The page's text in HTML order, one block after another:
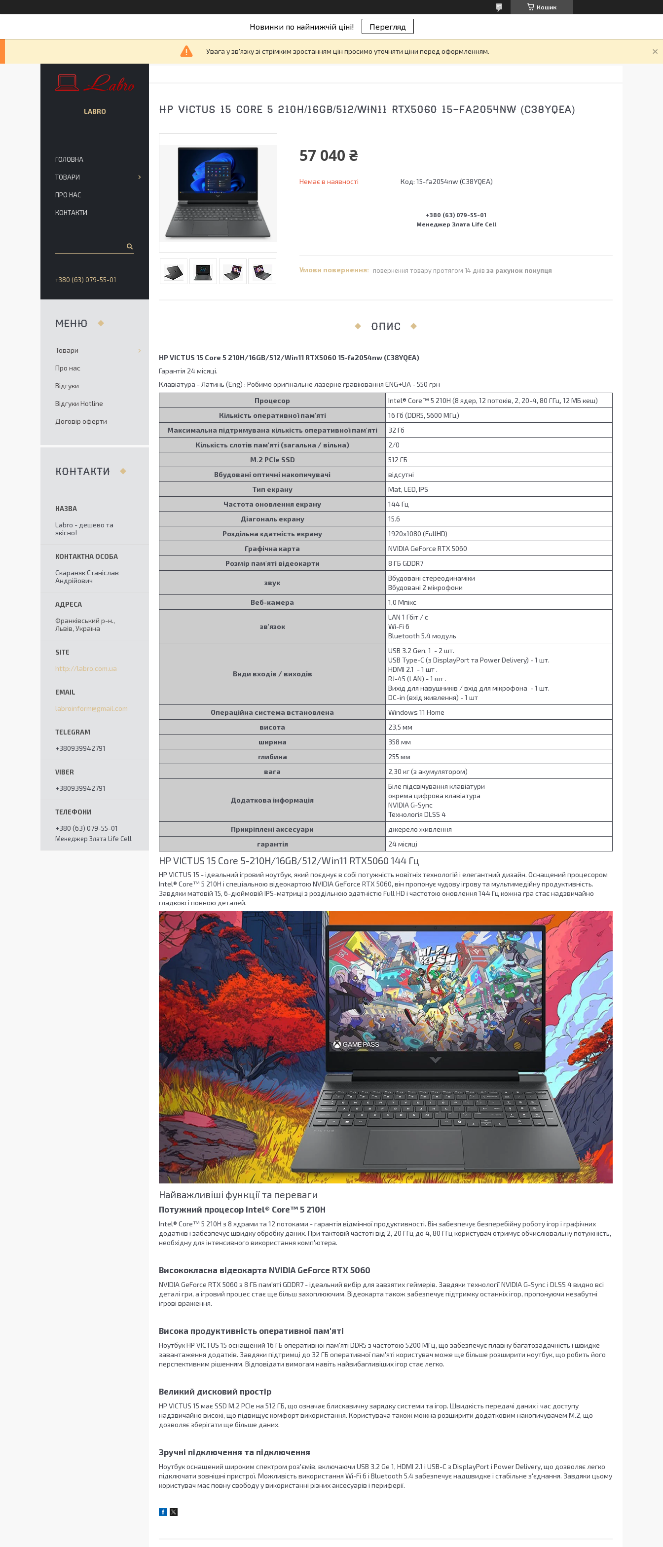
Кошик
Новинки по найнижчій ціні! Перегляд
Увага у зв'язку зі стрімким зростанням цін просимо уточняти ціни перед оформленням.
HP VICTUS 15 CORE 5 210H/16GB/512/WIN11 RTX5060 15-FA2054NW (C38YQEA)
57 040 ₴
Немає в наявності Код: 15-fa2054nw (C38YQEA)
+380 (63) 079-55-01
Менеджер Злата Life Cell
повернення товару протягом 14 днів за рахунок покупця
ОПИС
HP VICTUS 15 Core 5 210H/16GB/512/Win11 RTX5060 15-fa2054nw (C38YQEA)
Гарантія 24 місяці.
Клавіатура - Латинь (Eng) : Робимо оригінальне лазерне гравіювання ENG+UA - 550 грн
Процесор
Intel® Core™ 5 210H (8 ядер, 12 потоків, 2, 20-4, 80 ГГц, 12 МБ кеш)
Кількість оперативної пам'яті
16 Гб (DDR5, 5600 МГц)
Максимальна підтримувана кількість оперативної пам'яті
32 Гб
Кількість слотів пам'яті (загальна / вільна)
2/0
M.2 PCIe SSD
512 ГБ
Вбудовані оптичні накопичувачі
відсутні
Тип екрану
Mat, LED, IPS
Частота оновлення екрану
144 Гц
Діагональ екрану
15.6
Роздільна здатність екрану
1920x1080 (FullHD)
Графічна карта
NVIDIA GeForce RTX 5060
Розмір пам'яті відеокарти
8 ГБ GDDR7
звук
Вбудовані стереодинаміки
Вбудовані 2 мікрофони
Веб-камера
1,0 Мпікс
зв'язок
LAN 1 Гбіт / с
Wi-Fi 6
Bluetooth 5.4 модуль
Види входів / виходів
USB 3.2 Gen. 1 - 2 шт.
USB Type-C (з DisplayPort та Power Delivery) - 1 шт.
HDMI 2.1 - 1 шт .
RJ-45 (LAN) - 1 шт .
Вихід для навушників / вхід для мікрофона - 1 шт.
DC-in (вхід живлення) - 1 шт
Операційна система встановлена
Windows 11 Home
висота
23,5 мм
ширина
358 мм
глибина
255 мм
вага
2,30 кг (з акумулятором)
Додаткова інформація
Біле підсвічування клавіатури
окрема цифрова клавіатура
NVIDIA G-Sync
Технологія DLSS 4
Прикріплені аксесуари
джерело живлення
гарантія
24 місяці
HP VICTUS 15 Core 5-210H/16GB/512/Win11 RTX5060 144 Гц
HP VICTUS 15 - ідеальний ігровий ноутбук, який поєднує в собі потужність новітніх технологій і елегантний дизайн. Оснащений процесором
Intel® Core™ 5 210H і спеціальною відеокартою NVIDIA GeForce RTX 5060, він пропонує чудову ігрову та мультимедійну продуктивність.
Завдяки матовій 15, 6-дюймовій IPS-матриці з роздільною здатністю Full HD і частотою оновлення 144 Гц кожна гра стає надзвичайно
гладкою і повною деталей.
Найважливіші функції та переваги
Потужний процесор Intel® Core™ 5 210H
Intel® Core™ 5 210H з 8 ядрами та 12 потоками - гарантія відмінної продуктивності. Він забезпечує безперебійну роботу ігор і графічних
додатків і забезпечує швидку обробку даних. При тактовій частоті від 2, 20 ГГц до 4, 80 ГГц користувач отримує обчислювальну потужність,
необхідну для інтенсивного використання комп'ютера.
Висококласна відеокарта NVIDIA GeForce RTX 5060
NVIDIA GeForce RTX 5060 з 8 ГБ пам'яті GDDR7 - ідеальний вибір для завзятих геймерів. Завдяки технології NVIDIA G-Sync і DLSS 4 видно всі
деталі гри, а ігровий процес стає ще більш захоплюючим. Відеокарта також забезпечує підтримку останніх ігор, пропонуючи незабутні
ігрові враження.
Висока продуктивність оперативної пам'яті
Ноутбук HP VICTUS 15 оснащений 16 ГБ оперативної пам'яті DDR5 з частотою 5200 МГц, що забезпечує плавну багатозадачність і швидке
завантаження додатків. Завдяки підтримці до 32 ГБ оперативної пам'яті користувач може ще більше розширити ноутбук, що робить його
перспективним рішенням. Відповідати вимогам навіть найвибагливіших ігор стає легко.
Великий дисковий простір
HP VICTUS 15 має SSD M.2 PCIe на 512 ГБ, що означає блискавичну зарядку системи та ігор. Швидкість передачі даних і час доступу
надзвичайно високі, що підвищує комфорт використання. Користувача також можна розширити додатковим накопичувачем M.2, що
дозволяє зберігати ще більше даних.
Зручні підключення та підключення
Ноутбук оснащений широким спектром роз'ємів, включаючи USB 3.2 Ge 1, HDMI 2.1 і USB-C з DisplayPort і Power Delivery, що дозволяє легко
підключати зовнішні пристрої. Можливість використання Wi-Fi 6 і Bluetooth 5.4 забезпечує надшвидке і стабільне з'єднання. Завдяки цьому
користувач має повну свободу у використанні різних аксесуарів і периферії.
LABRO
ГОЛОВНА
ТОВАРИ
ПРО НАС
КОНТАКТИ
+380 (63) 079-55-01
Товари
Про нас
Відгуки
Відгуки Hotline
Договір оферти
КОНТАКТИ
Labro - дешево та
якісно!
Скараняк Станіслав
Андрійович
Франківський р-н.,
Львів, Україна
http://labro.com.ua
labroinform@gmail.com
+380939942791
+380939942791
+380 (63) 079-55-01
Менеджер Злата Life Cell